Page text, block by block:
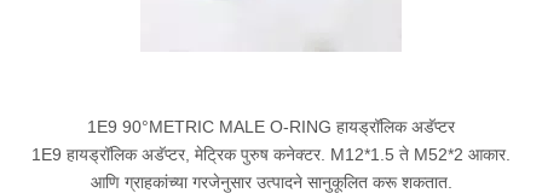
1E9 90°METRIC MALE O-RING हायड्रॉलिक अडॅप्टर
1E9 हायड्रॉलिक अडॅप्टर, मेट्रिक पुरुष कनेक्टर. M12*1.5 ते M52*2 आकार.
आणि ग्राहकांच्या गरजेनुसार उत्पादने सानुकूलित करू शकतात.